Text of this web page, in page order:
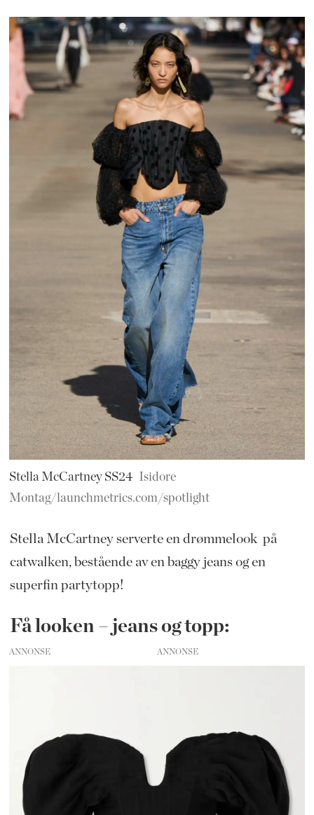
Stella McCartney SS24 Isidore
Montag/launchmetrics.com/spotlight
Stella McCartney serverte en drømmelook på
catwalken, bestående av en baggy jeans og en
superfin partytopp!
Få looken – jeans og topp:
ANNONSE